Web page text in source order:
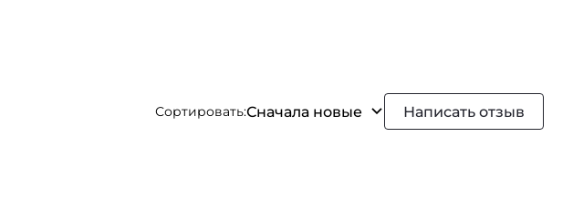
Сортировать:Сначала новые Написать отзыв